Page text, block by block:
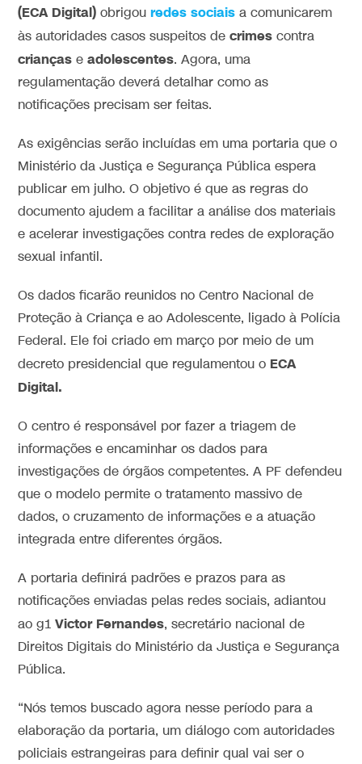
(ECA Digital) obrigouredes sociais a comunicarem
às autoridades casos suspeitos de crimescontra
crianças eadolescentes. Agora, uma
regulamentação deverá detalhar como as
notificações precisam ser feitas.
As exigências serão incluídas em uma portaria que o
Ministério da Justiça e Segurança Pública espera
publicar em julho. O objetivo é que as regras do
documento ajudem a facilitar a análise dos materiais
e acelerar investigações contra redes de exploração
sexual infantil.
Os dados ficarão reunidos no Centro Nacional de
Proteção à Criança e ao Adolescente, ligado à Polícia
Federal. Ele foi criado em março por meio de um
decreto presidencial que regulamentou o ECA
Digital.
O centro é responsável por fazer a triagem de
informações e encaminhar os dados para
investigações de órgãos competentes. A PF defendeu
que o modelo permite o tratamento massivo de
dados, o cruzamento de informações e a atuação
integrada entre diferentes órgãos.
A portaria definirá padrões e prazos para as
notificações enviadas pelas redes sociais, adiantou
ao g1Victor Fernandes, secretário nacional de
Direitos Digitais do Ministério da Justiça e Segurança
Pública.
“Nós temos buscado agora nesse período para a
elaboração da portaria, um diálogo com autoridades
policiais estrangeiras para definir qual vai ser o